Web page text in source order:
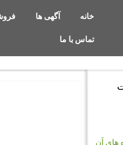
خانه آگهی ها
تماس با ما
های آن